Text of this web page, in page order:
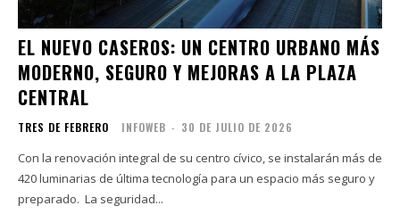
EL NUEVO CASEROS: UN CENTRO URBANO MÁS
MODERNO, SEGURO Y MEJORAS A LA PLAZA
CENTRAL
TRES DE FEBRERO INFOWEB - 30 DE JULIO DE 2026
Con la renovación integral de su centro cívico, se instalarán más de
420 luminarias de última tecnología para un espacio más seguro y
preparado. La seguridad...